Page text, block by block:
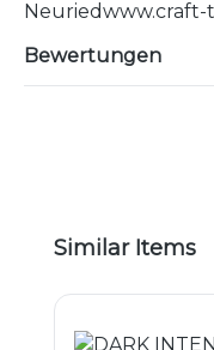
Neuriedwww.craft-
Bewertungen
Produktgalerie
Similar Items